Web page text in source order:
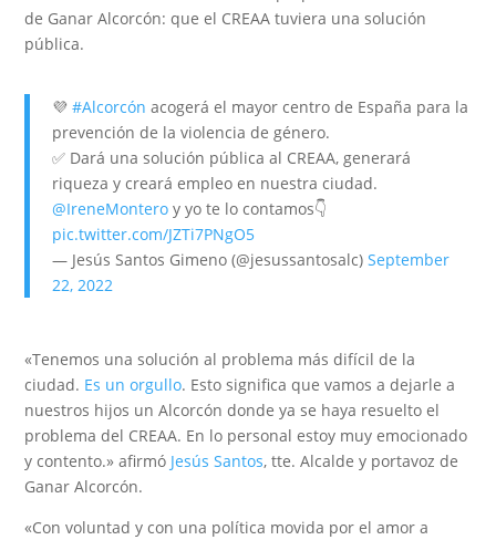
de Ganar Alcorcón: que el CREAA tuviera una solución
pública.
💜#Alcorcón acogerá el mayor centro de España para la
prevención de la violencia de género.
✅ Dará una solución pública al CREAA, generará
riqueza y creará empleo en nuestra ciudad.
@IreneMontero y yo te lo contamos👇
pic.twitter.com/JZTi7PNgO5
— Jesús Santos Gimeno (@jesussantosalc)September
22, 2022
«Tenemos una solución al problema más difícil de la
ciudad. Es un orgullo. Esto significa que vamos a dejarle a
nuestros hijos un Alcorcón donde ya se haya resuelto el
problema del CREAA. En lo personal estoy muy emocionado
y contento.» afirmó Jesús Santos, tte. Alcalde y portavoz de
Ganar Alcorcón.
«Con voluntad y con una política movida por el amor a